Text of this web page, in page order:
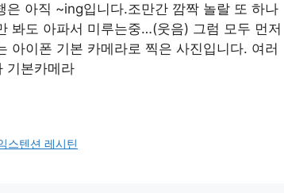
아직 ~ing입니다.조만간 깜짝 놀랄 또 하나
봐도 아파서 미루는중…(웃음) 그럼 모두 먼저
아이폰 기본 카메라로 찍은 사진입니다. 여러
기본카메라
스텐션 레시틴